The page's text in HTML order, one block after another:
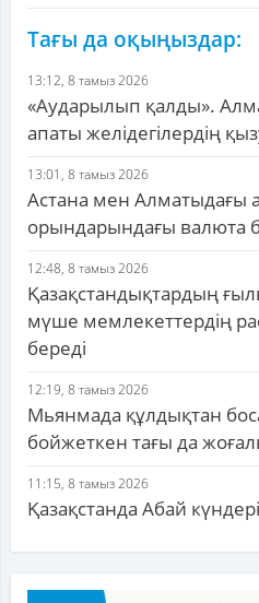
Тағы да оқыңыздар:
13:12, 8 тамыз 2026
«Аударылып қалды».
апаты желідегілердің
13:01, 8 тамыз 2026
Астана мен Алматыдағы
орындарындағы валюта
12:48, 8 тамыз 2026
Қазақстандықтардың
мүше мемлекеттердің
береді
12:19, 8 тамыз 2026
Мьянмада құлдықтан
бойжеткен тағы да
11:15, 8 тамыз 2026
Қазақстанда Абай